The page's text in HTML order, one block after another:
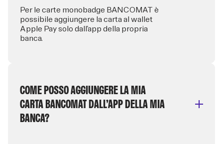
Per le carte monobadge BANCOMAT è
possibile aggiungere la carta al wallet
Apple Pay solo dall’app della propria
banca.
COME POSSO AGGIUNGERE LA MIA
CARTA BANCOMAT DALL’APP DELLA MIA
BANCA?